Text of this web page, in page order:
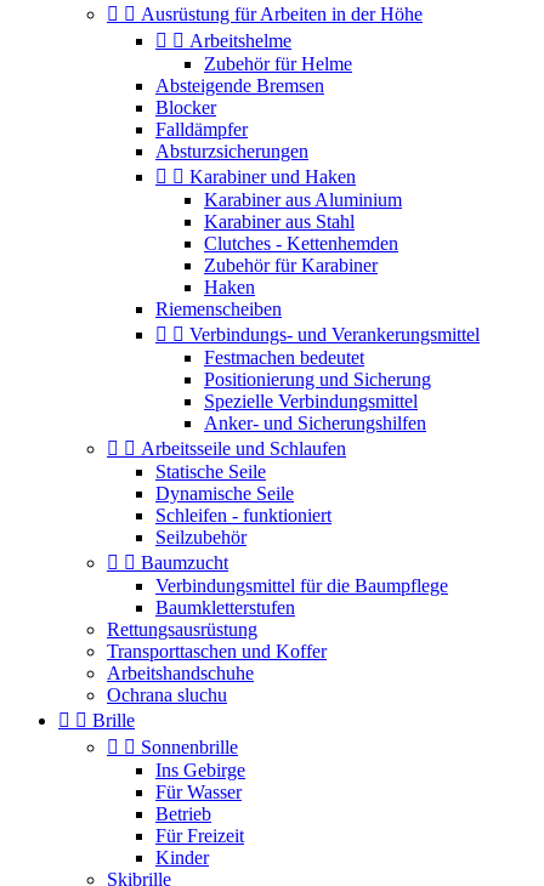
  Ausrüstung für Arbeiten in der Höhe
  Arbeitshelme
Zubehör für Helme
Absteigende Bremsen
Blocker
Falldämpfer
Absturzsicherungen
  Karabiner und Haken
Karabiner aus Aluminium
Karabiner aus Stahl
Clutches - Kettenhemden
Zubehör für Karabiner
Haken
Riemenscheiben
  Verbindungs- und Verankerungsmittel
Festmachen bedeutet
Positionierung und Sicherung
Spezielle Verbindungsmittel
Anker- und Sicherungshilfen
  Arbeitsseile und Schlaufen
Statische Seile
Dynamische Seile
Schleifen - funktioniert
Seilzubehör
  Baumzucht
Verbindungsmittel für die Baumpflege
Baumkletterstufen
Rettungsausrüstung
Transporttaschen und Koffer
Arbeitshandschuhe
Ochrana sluchu
  Brille
  Sonnenbrille
Ins Gebirge
Für Wasser
Betrieb
Für Freizeit
Kinder
Skibrille